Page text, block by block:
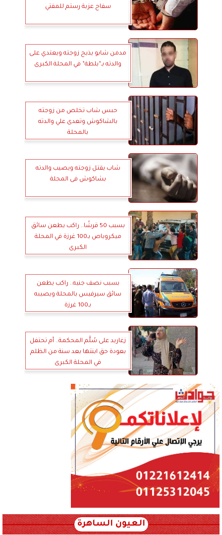
سفاح عزبة رستم للمفتي
مدمن شابو يذبح زوجته ويعتدي على
والدته بـ”بلطة” في المحلة الكبرى
حبس شاب تخلص من زوجته
بالشاكوش وتعدى علي والدته
بالمحلة
شاب يقتل زوجته ويصيب والدته
بشاكوش فى المحلة
بسبب 50 قرشًا.. راكب يطعن سائق
ميكروباص بـ100 غرزة في المحلة
الكبرى
بسبب نصف جنيه.. راكب يطعن
سائق سيرفيس بالمحلة ويصيبه
بـ100 غرزة
زغاريد على سُلَّم المحكمة.. أم تحتفل
بعودة حق ابنتها بعد سنة من الظلم
في المحلة الكبرى
العيون الساهرة